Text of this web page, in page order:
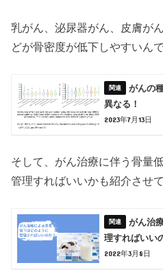
乳がん、泌尿器がん、皮膚が
どが骨密度が低下しやすいんで
がんの
異なる！
2023年7月13日
そして、がん治療に伴う骨量
管理すればいいかも紹介させ
がん治
理すればいい
2022年3月8日